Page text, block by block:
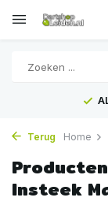
Terug Home
Insteek